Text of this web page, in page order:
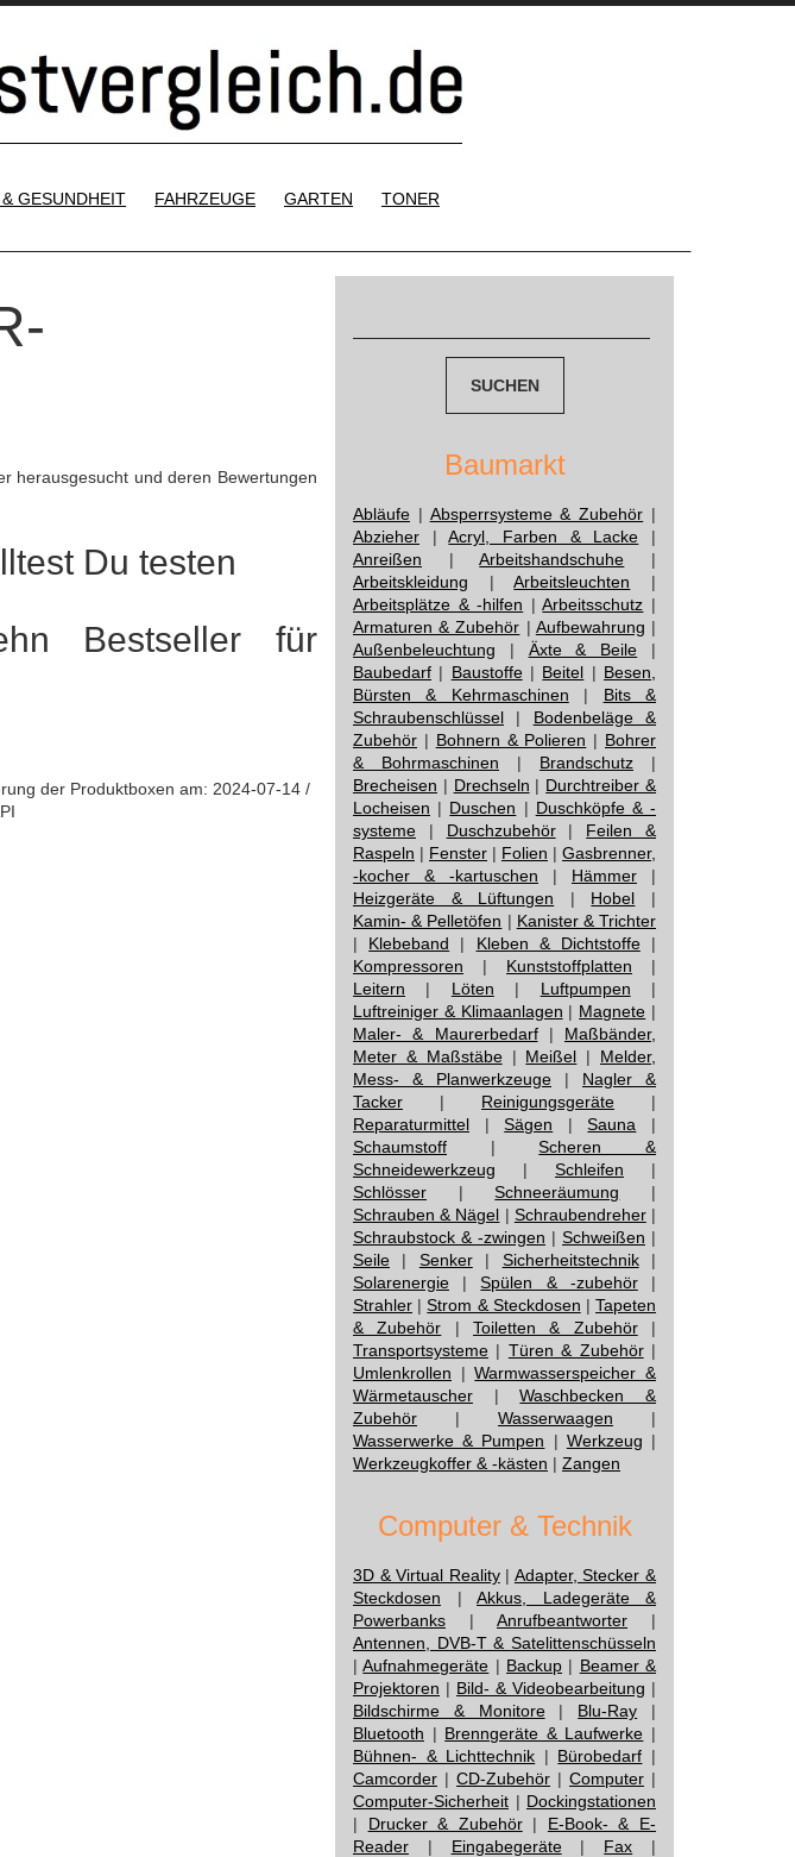
GESUNDHEIT FAHRZEUGE GARTEN TONER
herausgesucht und deren Bewertungen
Du testen
Bestseller für
der Produktboxen am: 2024-07-14 /
Baumarkt
Abläufe | Absperrsysteme & Zubehör |
Abzieher |Acryl, Farben & Lacke |
Anreißen |Arbeitshandschuhe |
Arbeitskleidung |Arbeitsleuchten |
Arbeitsplätze & -hilfen |Arbeitsschutz |
Armaturen & Zubehör | Aufbewahrung |
Außenbeleuchtung | Äxte & Beile |
Baubedarf | Baustoffe| Beitel | Besen,
Bürsten & Kehrmaschinen | Bits &
Schraubenschlüssel | Bodenbeläge &
Zubehör | Bohnern & Polieren | Bohrer
& Bohrmaschinen | Brandschutz |
Brecheisen | Drechseln | Durchtreiber &
Locheisen | Duschen | Duschköpfe & -
systeme | Duschzubehör| Feilen &
Raspeln | Fenster | Folien | Gasbrenner,
-kocher & -kartuschen | Hämmer |
Heizgeräte & Lüftungen | Hobel |
Kamin- & Pelletöfen | Kanister & Trichter
| Klebeband | Kleben & Dichtstoffe|
Kompressoren | Kunststoffplatten |
Leitern | Löten | Luftpumpen |
Luftreiniger & Klimaanlagen | Magnete |
Maler- & Maurerbedarf| Maßbänder,
Meter & Maßstäbe| Meißel | Melder,
Mess- & Planwerkzeuge | Nagler &
Tacker | Reinigungsgeräte |
Reparaturmittel |Sägen |Sauna |
Schaumstoff |Scheren &
Schneidewerkzeug | Schleifen |
Schlösser |Schneeräumung |
Schrauben & Nägel | Schraubendreher|
Schraubstock & -zwingen | Schweißen |
Seile | Senker| Sicherheitstechnik|
Solarenergie |Spülen & -zubehör|
Strahler |Strom & Steckdosen |Tapeten
& Zubehör |Toiletten & Zubehör|
Transportsysteme | Türen & Zubehör|
Umlenkrollen |Warmwasserspeicher &
Wärmetauscher |Waschbecken &
Zubehör | Wasserwaagen |
Wasserwerke & Pumpen | Werkzeug |
Werkzeugkoffer & -kästen | Zangen
Computer & Technik
3D & Virtual Reality| Adapter, Stecker &
Steckdosen | Akkus, Ladegeräte &
Powerbanks | Anrufbeantworter |
Antennen, DVB-T & Satelittenschüsseln
|Aufnahmegeräte | Backup | Beamer &
Projektoren | Bild- & Videobearbeitung |
Bildschirme & Monitore| Blu-Ray |
Bluetooth | Brenngeräte & Laufwerke |
Bühnen- & Lichttechnik | Bürobedarf |
Camcorder | CD-Zubehör | Computer |
Computer-Sicherheit | Dockingstationen
| Drucker & Zubehör| E-Book- & E-
Reader | Eingabegeräte| Fax |